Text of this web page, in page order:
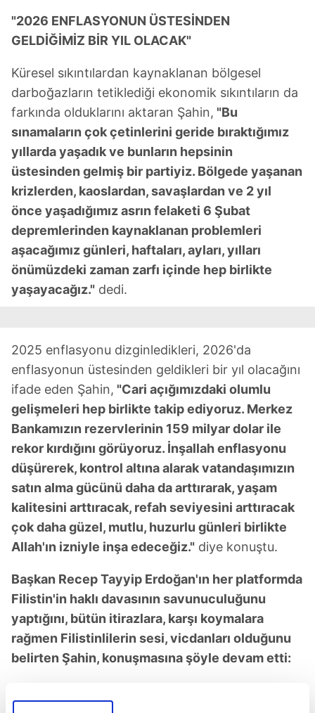
"2026 ENFLASYONUN ÜSTESİNDEN
GELDİĞİMİZ BİR YIL OLACAK"
Küresel sıkıntılardan kaynaklanan bölgesel
darboğazların tetiklediği ekonomik sıkıntıların da
farkında olduklarını aktaran Şahin, "Bu
sınamaların çok çetinlerini geride bıraktığımız
yıllarda yaşadık ve bunların hepsinin
üstesinden gelmiş bir partiyiz. Bölgede yaşanan
krizlerden, kaoslardan, savaşlardan ve 2 yıl
önce yaşadığımız asrın felaketi 6 Şubat
depremlerinden kaynaklanan problemleri
aşacağımız günleri, haftaları, ayları, yılları
önümüzdeki zaman zarfı içinde hep birlikte
yaşayacağız." dedi.
2025 enflasyonu dizginledikleri, 2026'da
enflasyonun üstesinden geldikleri bir yıl olacağını
ifade eden Şahin, "Cari açığımızdaki olumlu
gelişmeleri hep birlikte takip ediyoruz. Merkez
Bankamızın rezervlerinin 159 milyar dolar ile
rekor kırdığını görüyoruz. İnşallah enflasyonu
düşürerek, kontrol altına alarak vatandaşımızın
satın alma gücünü daha da arttırarak, yaşam
kalitesini arttıracak, refah seviyesini arttıracak
çok daha güzel, mutlu, huzurlu günleri birlikte
Allah'ın izniyle inşa edeceğiz." diye konuştu.
Başkan Recep Tayyip Erdoğan'ın her platformda
Filistin'in haklı davasının savunuculuğunu
yaptığını, bütün itirazlara, karşı koymalara
rağmen Filistinlilerin sesi, vicdanları olduğunu
belirten Şahin, konuşmasına şöyle devam etti: